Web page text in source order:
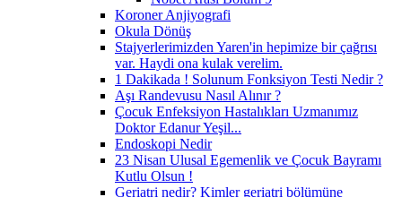
Koroner Anjiyografi
Okula Dönüş
Stajyerlerimizden Yaren'in hepimize bir çağrısı
var. Haydi ona kulak verelim.
1 Dakikada ! Solunum Fonksiyon Testi Nedir ?
Aşı Randevusu Nasıl Alınır ?
Çocuk Enfeksiyon Hastalıkları Uzmanımız
Doktor Edanur Yeşil...
Endoskopi Nedir
23 Nisan Ulusal Egemenlik ve Çocuk Bayramı
Kutlu Olsun !
Geriatri nedir? Kimler geriatri bölümüne